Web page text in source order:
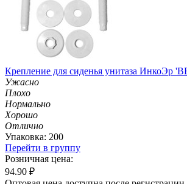
Крепление для сиденья унитаза ИнкоЭр
Ужасно
Плохо
Нормально
Хорошо
Отлично
Упаковка: 200
Перейти в группу
Розничная цена:
94.90 ₽